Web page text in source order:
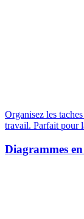
Organisez les
travail. Parfait pour
Diagrammes